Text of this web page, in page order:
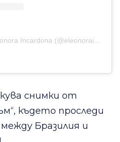
Incardona (@eleonoraincardona)
снимки от
където проследи
между Бразилия и